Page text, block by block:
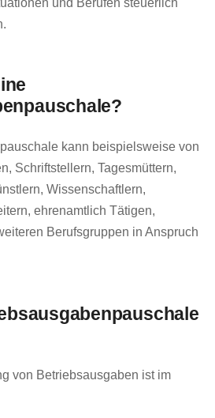
und Berufen steuerlich
kann beispielsweise von
Schriftstellern, Tagesmüttern,
Wissenschaftlern,
ehrenamtlich Tätigen,
Berufsgruppen in Anspruch
von Betriebsausgaben ist im